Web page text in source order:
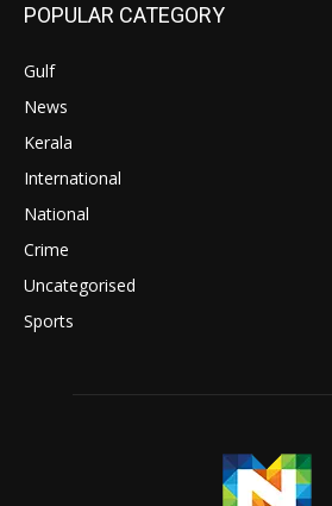
POPULAR CATEGORY
Gulf
News
Kerala
International
National
Crime
Uncategorised
Sports